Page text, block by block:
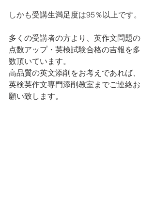
しかも受講生満足度は95％以上です。
多くの受講者の方より、英作文問題の
点数アップ・英検試験合格の吉報を多
数頂いています。
高品質の英文添削をお考えであれば、
英検英作文専門添削教室までご連絡お
願い致します。